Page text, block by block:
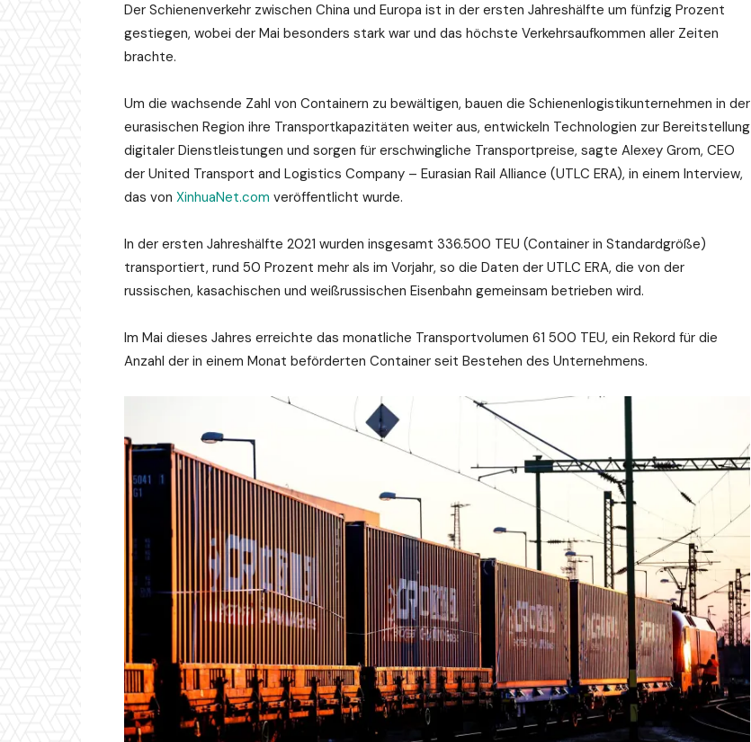
Der Schienenverkehr zwischen China und Europa ist in der ersten Jahreshälfte um fünfzig Prozent
gestiegen, wobei der Mai besonders stark war und das höchste Verkehrsaufkommen aller Zeiten
brachte.
Um die wachsende Zahl von Containern zu bewältigen, bauen die Schienenlogistikunternehmen in der
eurasischen Region ihre Transportkapazitäten weiter aus, entwickeln Technologien zur Bereitstellung
digitaler Dienstleistungen und sorgen für erschwingliche Transportpreise, sagte Alexey Grom, CEO
der United Transport and Logistics Company – Eurasian Rail Alliance (UTLC ERA), in einem Interview,
das von XinhuaNet.com veröffentlicht wurde.
In der ersten Jahreshälfte 2021 wurden insgesamt 336.500 TEU (Container in Standardgröße)
transportiert, rund 50 Prozent mehr als im Vorjahr, so die Daten der UTLC ERA, die von der
russischen, kasachischen und weißrussischen Eisenbahn gemeinsam betrieben wird.
Im Mai dieses Jahres erreichte das monatliche Transportvolumen 61 500 TEU, ein Rekord für die
Anzahl der in einem Monat beförderten Container seit Bestehen des Unternehmens.